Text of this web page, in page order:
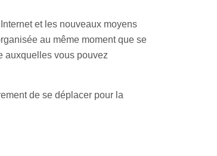
et les nouveaux moyens
au même moment que se
auxquelles vous pouvez
de se déplacer pour la